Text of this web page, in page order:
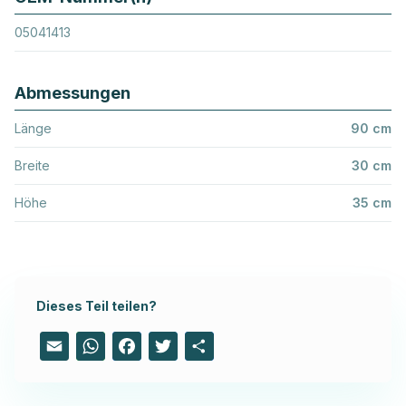
05041413
Abmessungen
Länge 90 cm
Breite 30 cm
Höhe 35 cm
Dieses Teil teilen?
Email WhatsAppFacebook
Twitter